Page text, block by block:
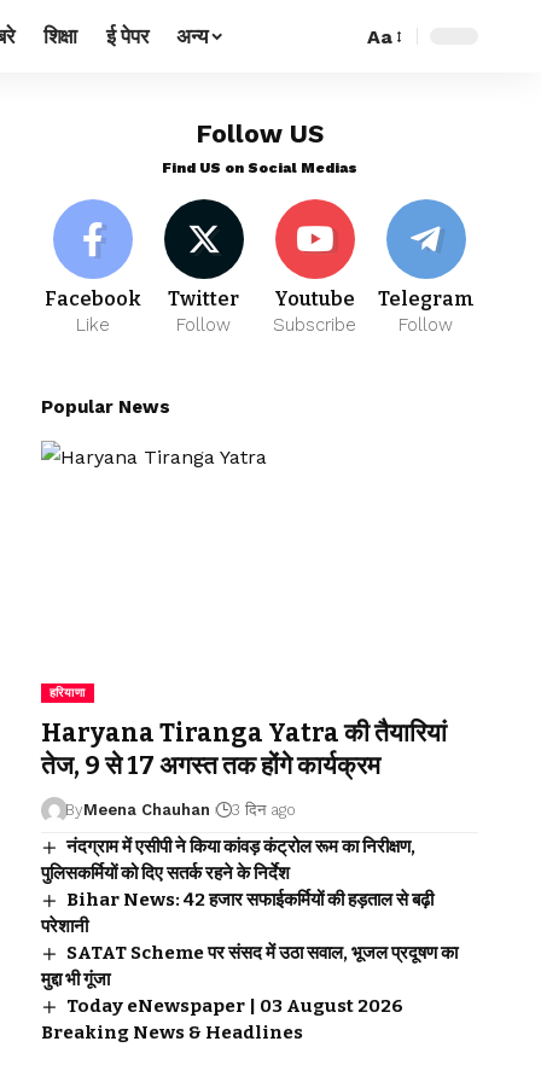
शिक्षा ई पेपर अन्य Aa
Follow US
Find US on Social Medias
Facebook
Like
Twitter
Follow
Youtube
Subscribe
Telegram
Follow
Popular News
हरियाणा
Haryana Tiranga Yatra की तैयारियां
तेज, 9 से 17 अगस्त तक होंगे कार्यक्रम
ByMeena Chauhan 3 दिन ago
नंदग्राम में एसीपी ने किया कांवड़ कंट्रोल रूम का निरीक्षण,
पुलिसकर्मियों को दिए सतर्क रहने के निर्देश
Bihar News: 42 हजार सफाईकर्मियों की हड़ताल से बढ़ी
परेशानी
SATAT Scheme पर संसद में उठा सवाल, भूजल प्रदूषण का
मुद्दा भी गूंजा
Today eNewspaper | 03 August 2026
Breaking News & Headlines